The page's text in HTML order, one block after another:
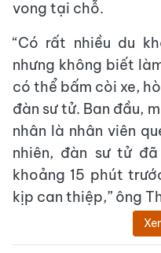
vong tại chỗ.
“Có rất nhiều du
nhưng không biết
có thể bấm còi xe,
đàn sư tử. Ban đầu,
nhân là nhân viên
nhiên, đàn sư tử
khoảng 15 phút
kịp can thiệp,” ông